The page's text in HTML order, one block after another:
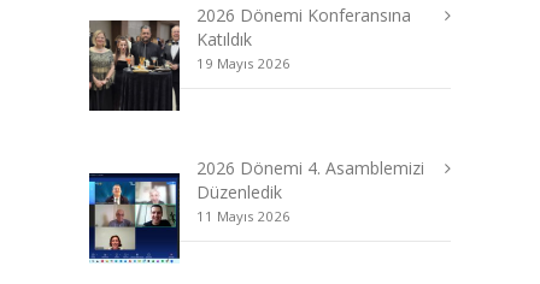
2026 Dönemi Konferansına
Katıldık
19 Mayıs 2026
2026 Dönemi 4. Asamblemizi
Düzenledik
11 Mayıs 2026